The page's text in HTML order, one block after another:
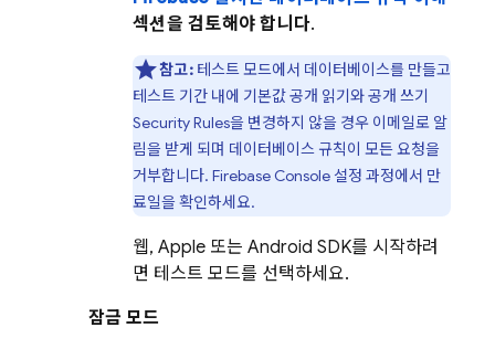
섹션을 검토해야 합니다.
참고:테스트 모드에서 데이터베이스를 만들고
테스트 기간 내에 기본값 공개 읽기와 공개 쓰기
Security Rules을 변경하지 않을 경우 이메일로 알
림을 받게 되며 데이터베이스 규칙이 모든 요청을
거부합니다. Firebase Console 설정 과정에서 만
료일을 확인하세요.
웹, Apple 또는 Android SDK를 시작하려
면 테스트 모드를 선택하세요.
잠금 모드